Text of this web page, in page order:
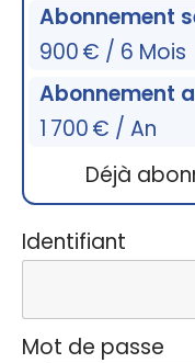
Abonnement
900 € / 6 Mois
Abonnement
1 700 € / An
Déjà
Identifiant
Mot de passe